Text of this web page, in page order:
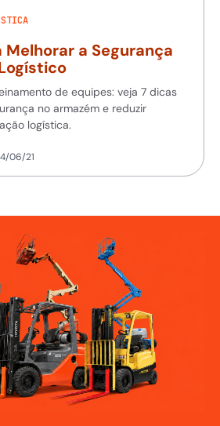
Melhorar a Segurança
de equipes: veja 7 dicas
no armazém e reduzir
logística.
06/21